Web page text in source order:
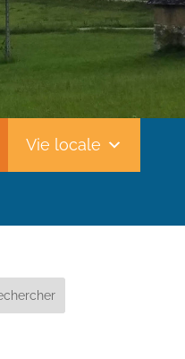
Vie locale